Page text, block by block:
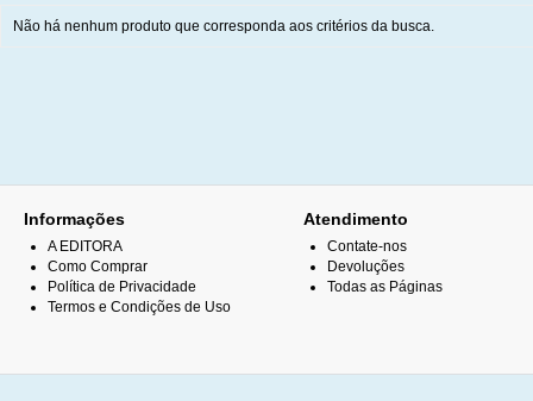
Não há nenhum produto que corresponda aos critérios da busca.
Informações
A EDITORA
Como Comprar
Política de Privacidade
Termos e Condições de Uso
Atendimento
Contate-nos
Devoluções
Todas as Páginas